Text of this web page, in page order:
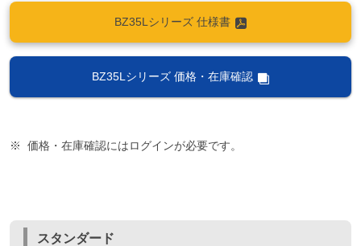
BZ35Lシリーズ 仕様書
BZ35Lシリーズ 価格・在庫確認
価格・在庫確認にはログインが必要です。
スタンダード